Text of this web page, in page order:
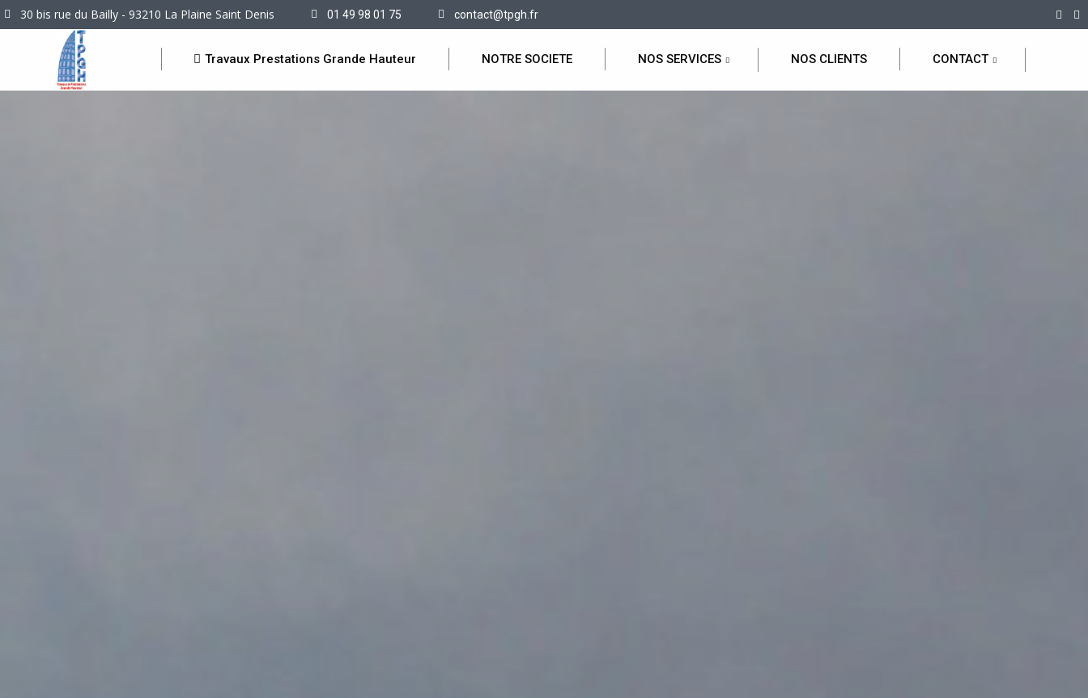
30 bis rue du Bailly - 93210 La Plaine Saint Denis 01 49 98 01 75 contact@tpgh.fr
Travaux Prestations Grande Hauteur NOTRE SOCIETE NOS SERVICES NOS CLIENTS CONTACT